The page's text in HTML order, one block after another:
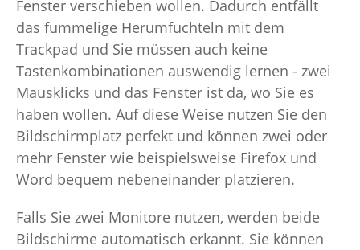
Fenster verschieben wollen. Dadurch entfällt
das fummelige Herumfuchteln mit dem
Trackpad und Sie müssen auch keine
Tastenkombinationen auswendig lernen - zwei
Mausklicks und das Fenster ist da, wo Sie es
haben wollen. Auf diese Weise nutzen Sie den
Bildschirmplatz perfekt und können zwei oder
mehr Fenster wie beispielsweise Firefox und
Word bequem nebeneinander platzieren.
Falls Sie zwei Monitore nutzen, werden beide
Bildschirme automatisch erkannt. Sie können